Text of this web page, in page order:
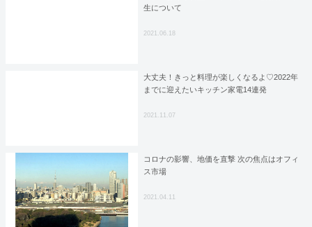
生について
2021.06.18
大丈夫！きっと料理が楽しくなるよ♡2022年
までに迎えたいキッチン家電14連発
2021.11.07
コロナの影響、地価を直撃 次の焦点はオフィ
ス市場
2021.04.11